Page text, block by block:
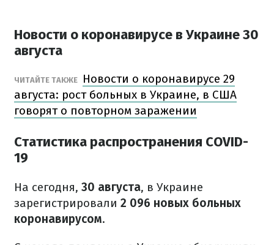
Новости о коронавирусе в Украине 30
августа
ЧИТАЙТЕ ТАКЖЕ
Новости о коронавирусе 29
августа: рост больных в Украине, в США
говорят о повторном заражении
Статистика распространения COVID-
19
На сегодня, 30 августа, в Украине
зарегистрировали 2 096 новых больных
коронавирусом.